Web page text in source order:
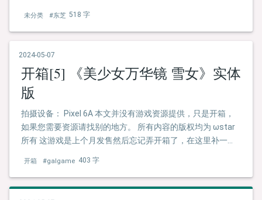
未分类 #东芝 518 字
2024-05-07
开箱[5] 《美少女万华镜 雪女》实体
版
拍摄设备： Pixel 6A 本文并没有游戏资源提供，只是开箱，
如果您需要资源请找别的地方。 所有内容的版权均为 ωstar
所有 这游戏是上个月发售然后忘记弄开箱了，在这里补一
个正版？
开箱 #galgame 403 字